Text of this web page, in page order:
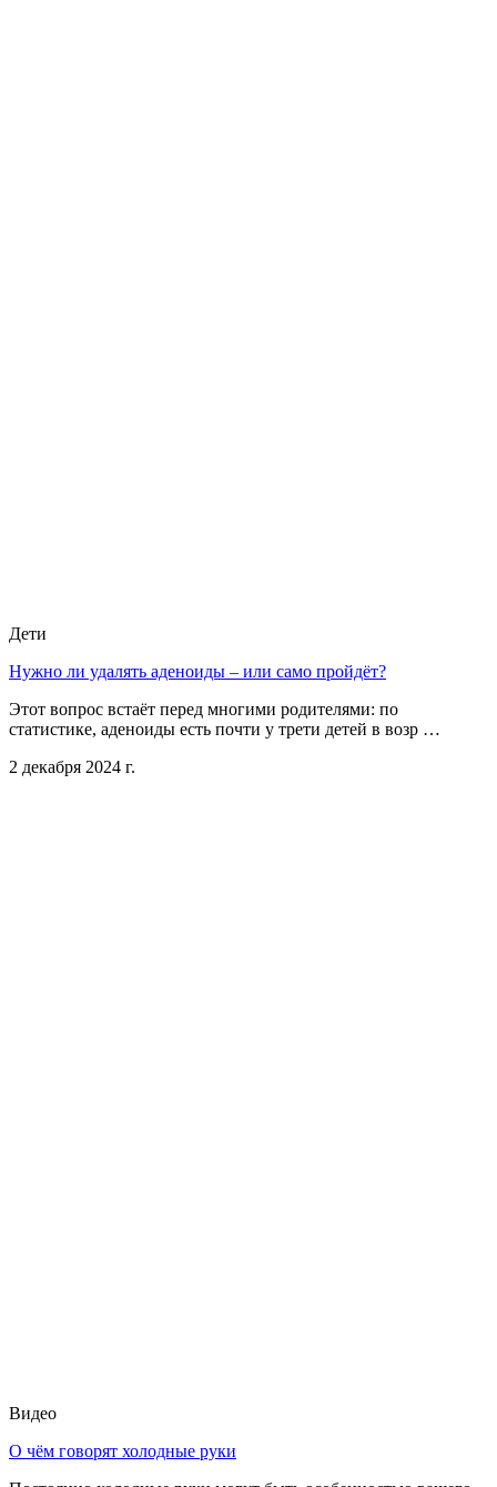
Дети
Нужно ли удалять аденоиды – или само пройдёт?
Этот вопрос встаёт перед многими родителями: по
статистике, аденоиды есть почти у трети детей в возр …
2 декабря 2024 г.
Видео
О чём говорят холодные руки